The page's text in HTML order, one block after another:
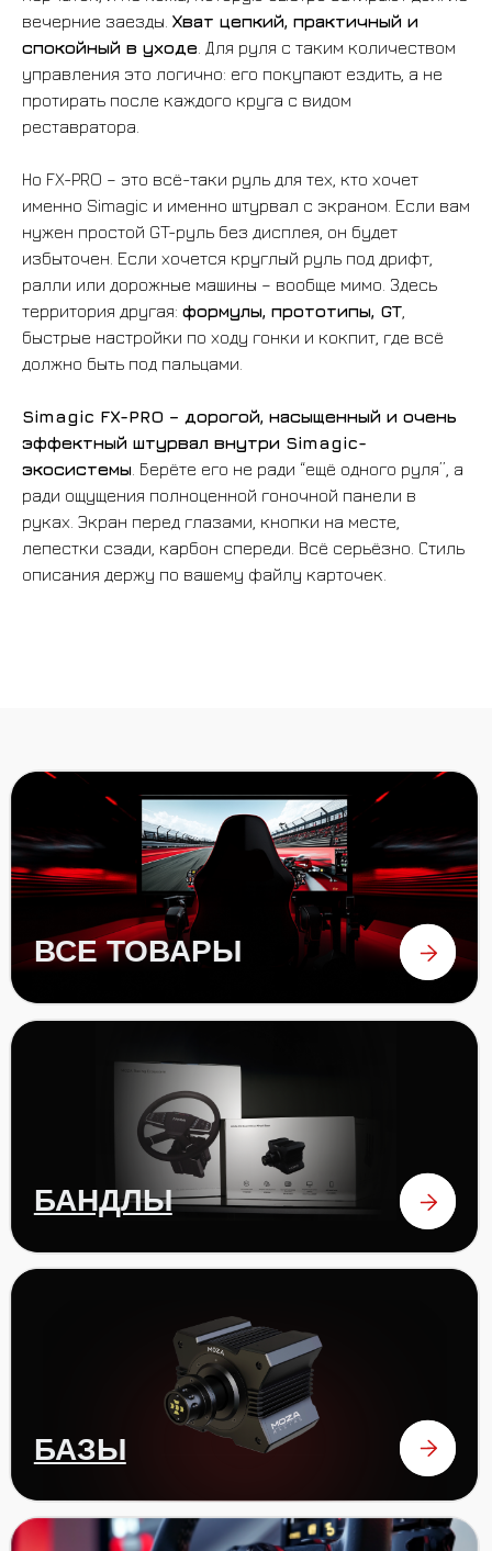
вечерние заезды. Хват цепкий, практичный и
спокойный в уходе . Для руля с таким количеством
управления это логично: его покупают ездить, а не
протирать после каждого круга с видом
реставратора.
Но FX-PRO – это всё-таки руль для тех, кто хочет
именно Simagic и именно штурвал с экраном. Если вам
нужен простой GT-руль без дисплея, он будет
избыточен. Если хочется круглый руль под дрифт,
ралли или дорожные машины – вообще мимо. Здесь
территория другая: формулы, прототипы, GT
быстрые настройки по ходу гонки и кокпит, где всё
должно быть под пальцами.
Simagic FX-PRO – дорогой, насыщенный и очень
эффектный штурвал внутри Simagic-
экосистемы . Берёте его не ради “ещё одного руля”, а
ради ощущения полноценной гоночной панели в
руках. Экран перед глазами, кнопки на месте,
лепестки сзади, карбон спереди. Всё серьёзно. Стиль
описания держу по вашему файлу карточек.
ВСЕ ТОВАРЫ
БАЗЫ
БАНДЛЫ
аксессуары
ПЕДАЛИ
ОТЗЫВЫ